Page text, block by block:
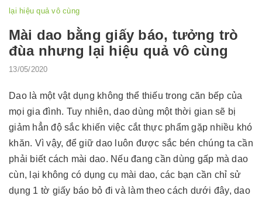
lại hiệu quả vô cùng
Mài dao bằng giấy báo, tưởng trò
đùa nhưng lại hiệu quả vô cùng
13/05/2020
Dao là một vật dụng không thể thiếu trong căn bếp của
mọi gia đình. Tuy nhiên, dao dùng một thời gian sẽ bị
giảm hẳn độ sắc khiến việc cắt thực phẩm gặp nhiều khó
khăn. Vì vậy, để giữ dao luôn được sắc bén chúng ta cần
phải biết cách mài dao. Nếu đang cần dùng gấp mà dao
cùn, lại không có dụng cụ mài dao, các bạn cần chỉ sử
dụng 1 tờ giấy báo bỏ đi và làm theo cách dưới đây, dao